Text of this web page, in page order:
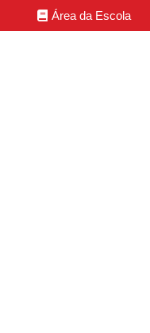
Área da Escola